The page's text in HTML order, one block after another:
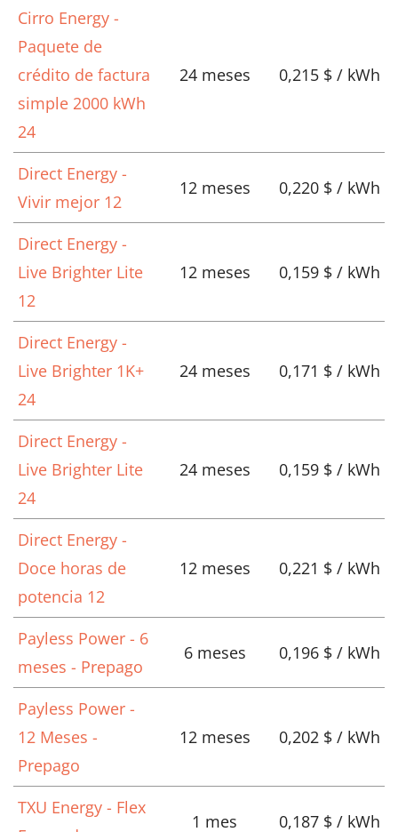
Cirro Energy -
Paquete de
crédito de factura
simple 2000 kWh
24
24 meses 0,215 $ / kWh
Direct Energy -
Vivir mejor 12
12 meses 0,220 $ / kWh
Direct Energy -
Live Brighter Lite
12
12 meses 0,159 $ / kWh
Direct Energy -
Live Brighter 1K+
24
24 meses 0,171 $ / kWh
Direct Energy -
Live Brighter Lite
24
24 meses 0,159 $ / kWh
Direct Energy -
Doce horas de
potencia 12
12 meses 0,221 $ / kWh
Payless Power - 6
meses - Prepago
6 meses 0,196 $ / kWh
Payless Power -
12 Meses -
Prepago
12 meses 0,202 $ / kWh
TXU Energy - Flex
1 mes 0,187 $ / kWh